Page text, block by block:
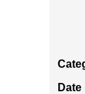
Date